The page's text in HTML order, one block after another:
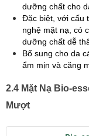
dưỡng chất cho
Đặc biệt, với cấu
nghệ mặt nạ, có
dưỡng chất dễ
Bổ sung cho da
ẩm mịn và căng
2.4 Mặt Nạ Bio-
Mượt